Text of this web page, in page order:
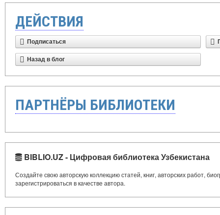
ДЕЙСТВИЯ
Подписаться
Назад в блог
ПАРТНЁРЫ БИБЛИОТЕКИ
BIBLIO.UZ - Цифровая библиотека Узбекистана
Создайте свою авторскую коллекцию статей, книг, авторских работ,
зарегистрироваться в качестве автора.